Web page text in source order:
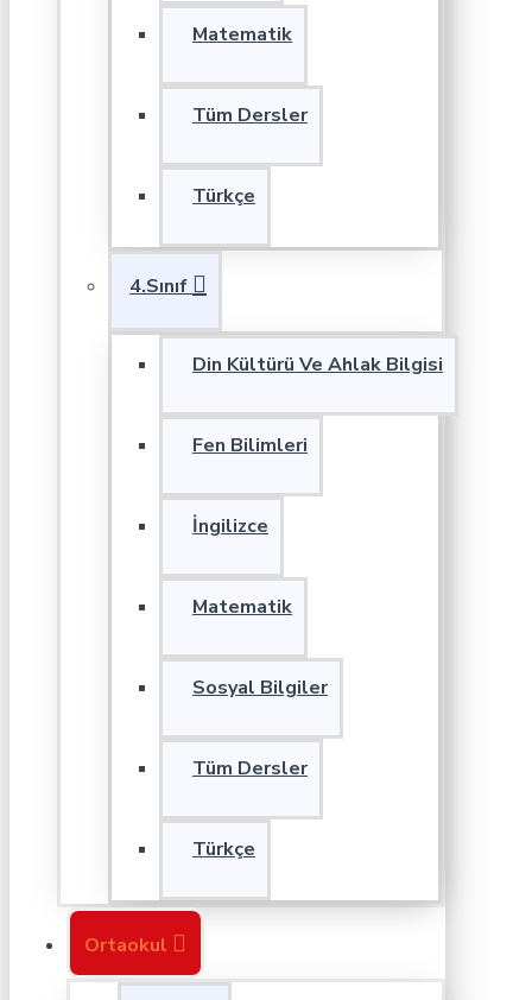
Matematik
Tüm Dersler
Türkçe
4.Sınıf
Din Kültürü Ve Ahlak Bilgisi
Fen Bilimleri
İngilizce
Matematik
Sosyal Bilgiler
Tüm Dersler
Türkçe
Ortaokul